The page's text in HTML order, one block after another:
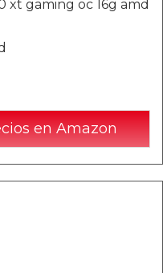
xt gaming oc 16g amd
en Amazon